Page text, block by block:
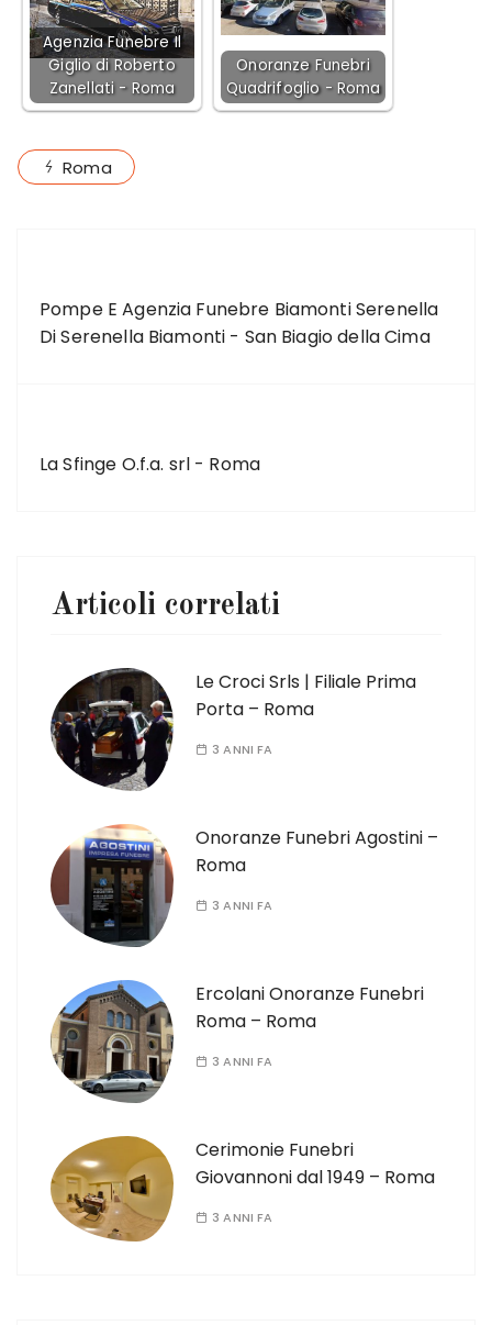
Agenzia Funebre Il
Giglio di Roberto
Zanellati - Roma
Onoranze Funebri
Quadrifoglio - Roma
Roma
Pompe E Agenzia Funebre Biamonti Serenella
Di Serenella Biamonti - San Biagio della Cima
La Sfinge O.f.a. srl - Roma
Articoli correlati
Le Croci Srls | Filiale Prima
Porta – Roma
3 ANNI FA
Onoranze Funebri Agostini –
Roma
3 ANNI FA
Ercolani Onoranze Funebri
Roma – Roma
3 ANNI FA
Cerimonie Funebri
Giovannoni dal 1949 – Roma
3 ANNI FA